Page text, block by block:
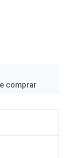
comprar